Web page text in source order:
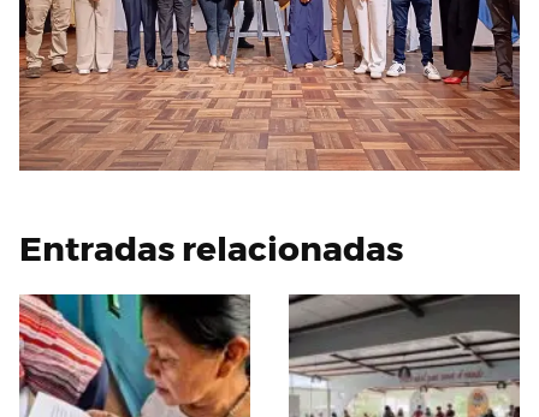
Entradas relacionadas